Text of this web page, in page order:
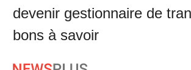
devenir gestionnaire de
bons à savoir